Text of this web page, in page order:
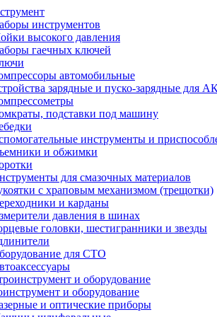
инструментов
высокого давления
гаечных ключей
автомобильные
зарядные и пуско-зарядные для
подставки под машину
инструменты и
и обжимки
для смазочных материалов
с храповым механизмом (трещотки)
и карданы
давления в шинах
головки, шестигранники и звезды
для СТО
и оборудование
и оптические приборы